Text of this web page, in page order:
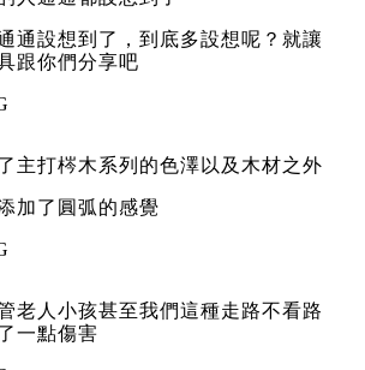
通設想到了，到底多設想呢？就讓
跟你們分享吧
主打梣木系列的色澤以及木材之外
加了圓弧的感覺
老人小孩甚至我們這種走路不看路
一點傷害